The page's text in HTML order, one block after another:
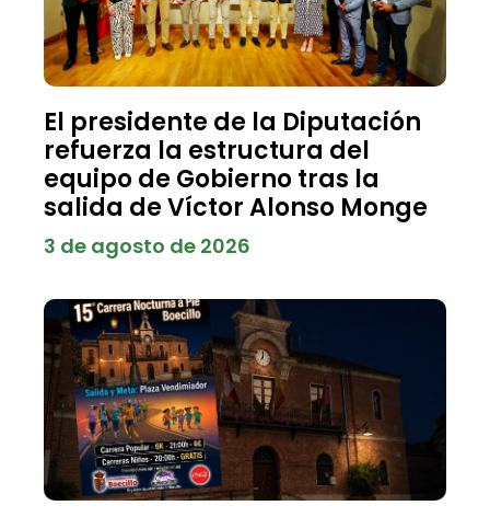
El presidente de la Diputación
refuerza la estructura del
equipo de Gobierno tras la
salida de Víctor Alonso Monge
3 de agosto de 2026